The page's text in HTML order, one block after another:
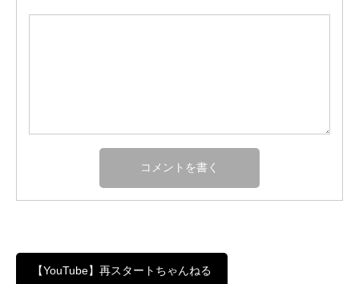
【YouTube】再スタートちゃんねる